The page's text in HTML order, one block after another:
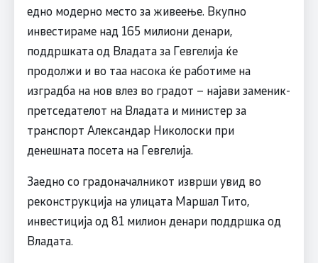
едно модерно место за живеење. Вкупно
инвестираме над 165 милиони денари,
поддршката од Владата за Гевгелија ќе
продолжи и во таа насoка ќе работиме на
изградба на нов влез во градот – најави заменик-
претседателот на Владата и министер за
транспорт Александар Николоски при
денешната посета на Гевгелија.
Заедно со градоначалникот изврши увид во
реконструкција на улицата Маршал Тито,
инвестиција од 81 милион денари поддршка од
Владата.